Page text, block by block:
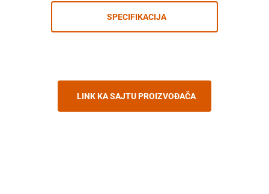
SPECIFIKACIJA
LINK KA SAJTU PROIZVOĐAČA